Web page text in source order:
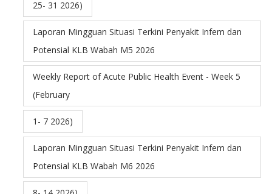
25- 31 2026)
Laporan Mingguan Situasi Terkini Penyakit Infem dan
Potensial KLB Wabah M5 2026
Weekly Report of Acute Public Health Event - Week 5
(February
1- 7 2026)
Laporan Mingguan Situasi Terkini Penyakit Infem dan
Potensial KLB Wabah M6 2026